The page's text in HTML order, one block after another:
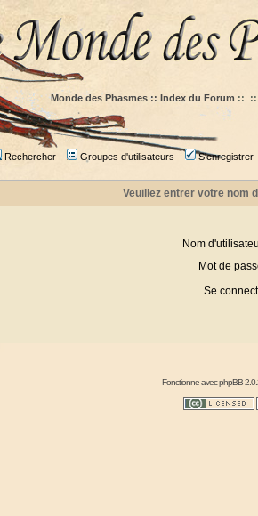
Monde des Phasmes :: Index du Forum :: ::
Rechercher Groupes d'utilisateurs S'enregistrer
Veuillez entrer votre nom
Nom
Mot de
Se
Fonctionne avecphpBB